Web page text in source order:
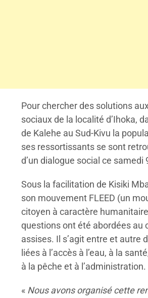
Pour chercher des solutions
sociaux de la localité d’Ihoka,
de Kalehe au Sud-Kivu la
ses ressortissants se sont
d’un dialogue social ce samedi
Sous la facilitation de Kisiki
son mouvement FLEED (un
citoyen à caractère
questions ont été abordées au
assises. Il s’agit entre et autre
liées à l’accès à l’eau, à la
à la pêche et à l’administration.
« Nous avons organisé cette